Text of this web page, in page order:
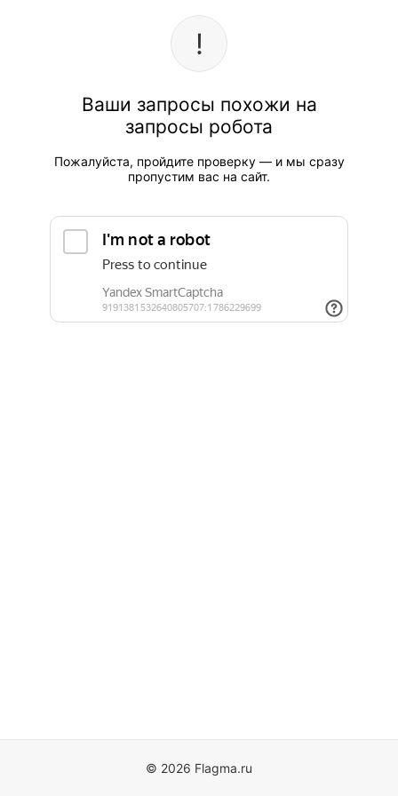
Ваши запросы похожи на
запросы робота
Пожалуйста, пройдите проверку — и мы сразу
пропустим вас на сайт.
© 2026 Flagma.ru